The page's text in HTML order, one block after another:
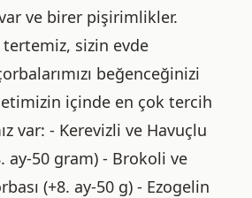
ve birer pişirimlikler.
tertemiz, sizin evde
beğenceğinizi
içinde en çok tercih
var: - Kerevizli ve Havuçlu
ay-50 gram) - Brokoli ve
(+8. ay-50 g) - Ezogelin